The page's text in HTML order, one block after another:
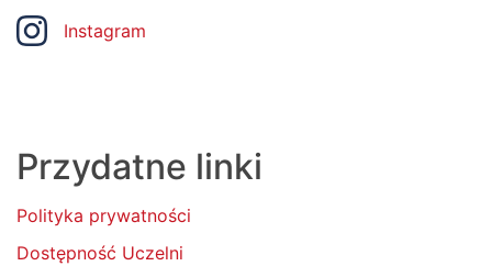
Instagram
Przydatne linki
Polityka prywatności
Dostępność Uczelni